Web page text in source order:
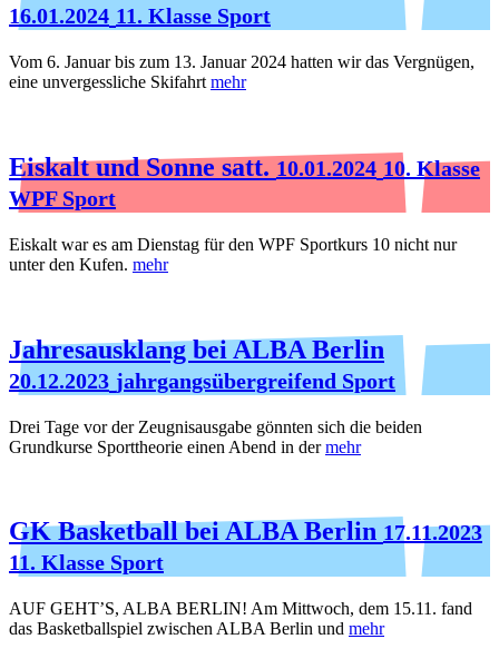
16.01.2024 11. Klasse Sport
Vom 6. Januar bis zum 13. Januar 2024 hatten wir das Vergnügen,
eine unvergessliche Skifahrt mehr
Eiskalt und Sonne satt. 10.01.2024 10. Klasse
WPF Sport
Eiskalt war es am Dienstag für den WPF Sportkurs 10 nicht nur
unter den Kufen. mehr
Jahresausklang bei ALBA Berlin
20.12.2023 jahrgangsübergreifend Sport
Drei Tage vor der Zeugnisausgabe gönnten sich die beiden
Grundkurse Sporttheorie einen Abend in dermehr
GK Basketball bei ALBA Berlin 17.11.2023
11. Klasse Sport
AUF GEHT’S, ALBA BERLIN! Am Mittwoch, dem 15.11. fand
das Basketballspiel zwischen ALBA Berlin und mehr